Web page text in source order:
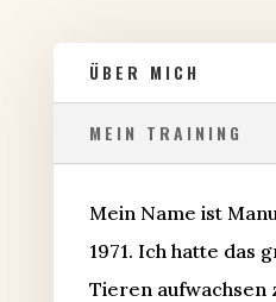
ÜBER MICH
MEIN TRAINING
Mein Name ist
1971. Ich hatte das
Tieren aufwachsen